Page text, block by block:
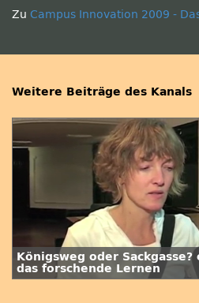
Zu Campus Innovation 2009 -
Weitere Beiträge des Kanals
Königsweg oder
das forschende Lernen